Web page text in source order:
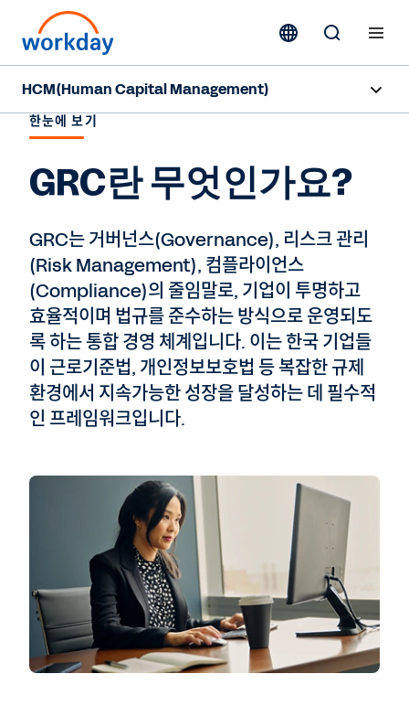
HCM(Human Capital Management)
개요
기능
전문가 상담
한눈에 보기
GRC란 무엇인가요?
GRC는 거버넌스(Governance), 리스크 관리
(Risk Management), 컴플라이언스
(Compliance)의 줄임말로, 기업이 투명하고
효율적이며 법규를 준수하는 방식으로 운영되도
록 하는 통합 경영 체계입니다. 이는 한국 기업들
이 근로기준법, 개인정보보호법 등 복잡한 규제
환경에서 지속가능한 성장을 달성하는 데 필수적
인 프레임워크입니다.